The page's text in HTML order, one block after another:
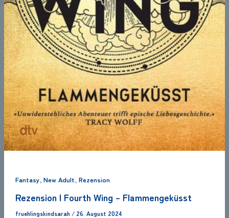
Fantasy, New Adult, Rezension
Rezension | Fourth Wing – Flammengeküsst
fruehlingskindsarah / 26. August 2024